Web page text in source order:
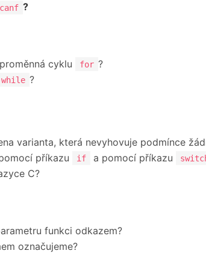
?
cyklu for ?
while ?
varianta, která nevyhovuje podmínce
příkazu
if a pomocí příkazu
C?
funkci odkazem?
označujeme?